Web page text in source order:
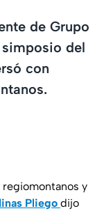
de Grupo
del
con
y
Pliego dijo